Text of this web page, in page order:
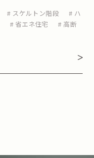
# スケルトン階段
# ハ
# 省エネ住宅
# 高断